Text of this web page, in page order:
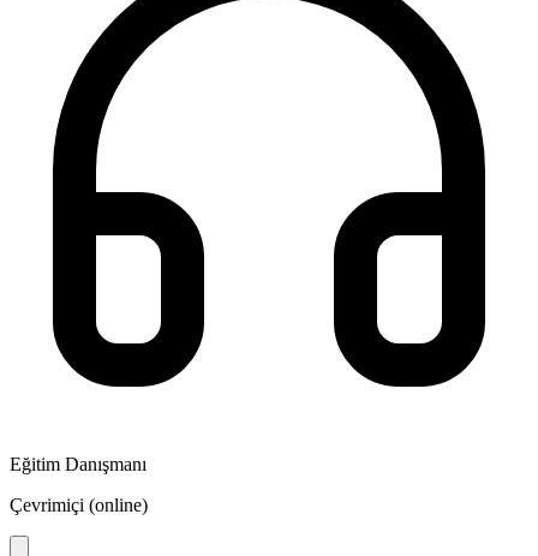
Eğitim Danışmanı
Çevrimiçi (online)